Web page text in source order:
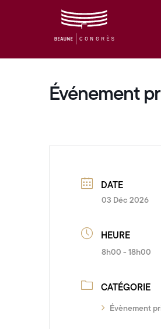
Événement
DATE
03 Déc 2026
HEURE
8h00 - 18h00
CATÉGORIE
Évènement